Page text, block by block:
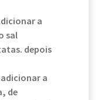
a
sal
depois
a
de